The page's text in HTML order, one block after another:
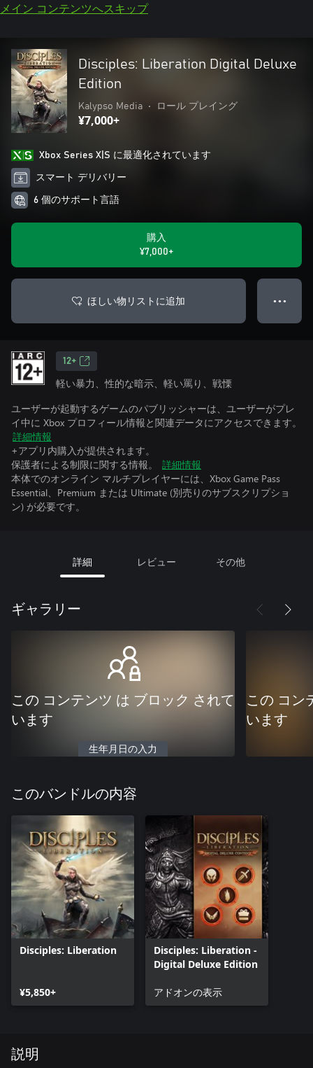
メイン コンテンツへスキップ
Disciples: Liberation Digital Deluxe
Edition
Kalypso Media • ロール プレイング
¥7,000+
Xbox Series X|S に最適化されています
スマート デリバリー
6 個のサポート言語
購入
¥7,000+
ほしい物リストに追加 ● ● ●
12+
軽い暴力、性的な暗示、軽い罵り、戦慄
ユーザーが起動するゲームのパブリッシャーは、ユーザーがプレ
イ中に Xbox プロフィール情報と関連データにアクセスできます。
詳細情報
+アプリ内購入が提供されます。
保護者による制限に関する情報。
詳細情報
本体でのオンライン マルチプレイヤーには、Xbox Game Pass
Essential、Premium または Ultimate (別売りのサブスクリプショ
ン) が必要です。
詳細 レビュー その他
ギャラリー
この コンテンツ は ブロック されて
います
生年月日の入力
この コン
います
このバンドルの内容
Disciples: Liberation
¥5,850+
Disciples: Liberation -
Digital Deluxe Edition
アドオンの表示
説明